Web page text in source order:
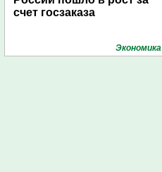
счет госзаказа
Экономика